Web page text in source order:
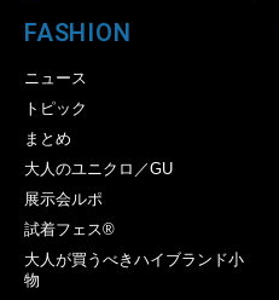
FASHION
ニュース
トピック
まとめ
大人のユニクロ／GU
展示会ルポ
試着フェス®︎
大人が買うべきハイブランド小
物